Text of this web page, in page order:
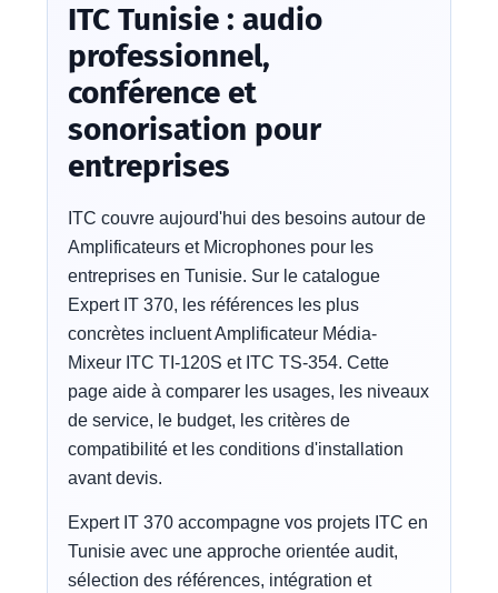
ITC Tunisie : audio
professionnel,
conférence et
sonorisation pour
entreprises
ITC couvre aujourd'hui des besoins autour de
Amplificateurs et Microphones pour les
entreprises en Tunisie. Sur le catalogue
Expert IT 370, les références les plus
concrètes incluent Amplificateur Média-
Mixeur ITC TI-120S et ITC TS-354. Cette
page aide à comparer les usages, les niveaux
de service, le budget, les critères de
compatibilité et les conditions d'installation
avant devis.
Expert IT 370 accompagne vos projets ITC en
Tunisie avec une approche orientée audit,
sélection des références, intégration et